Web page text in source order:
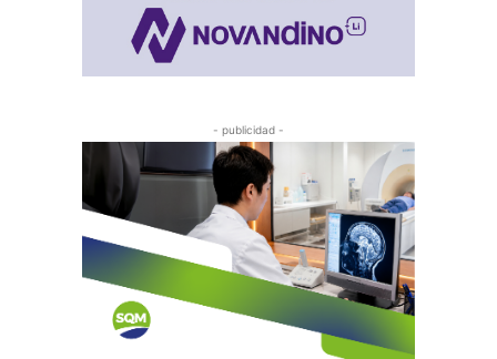
- publicidad -